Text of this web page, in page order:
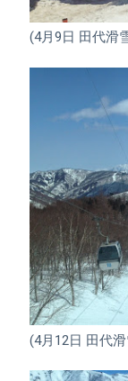
(4月9日 田代滑
(4月12日 田代